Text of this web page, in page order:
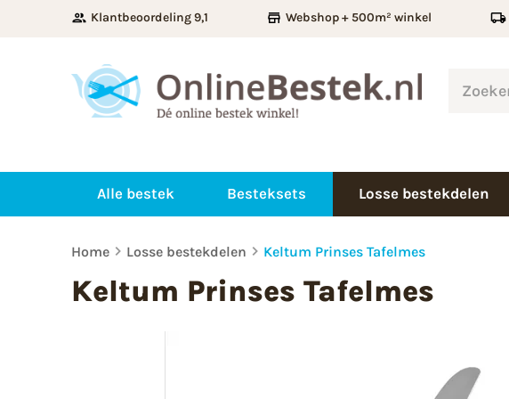
Klantbeoordeling 9,1 Webshop + 500m² winkel
Alle bestek Besteksets Losse bestekdelen
Home Losse bestekdelen Keltum Prinses Tafelmes
Keltum Prinses Tafelmes